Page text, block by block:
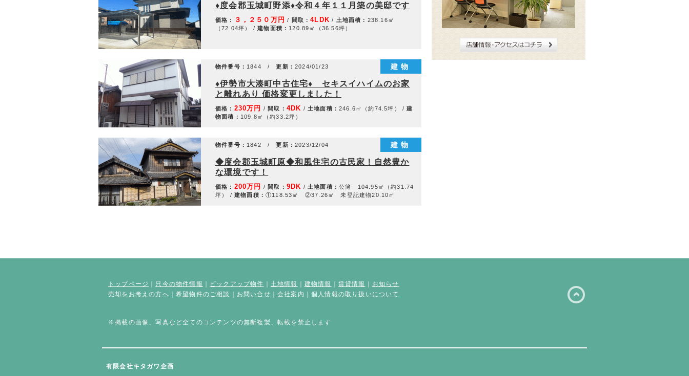
♦度会郡玉城町野添♦令和４年１１月築の美邸です
価格： ３，２５０万円 / 間取：4LDK / 土地面積： 238.16㎡
（72.04坪） /建物面積： 120.89㎡（36.56坪）
建物
物件番号： 1844 /更新：2024/01/23
♦伊勢市大湊町中古住宅♦ セキスイハイムのお家
と離れあり 価格変更しました！
価格： 230万円 / 間取： 4DK / 土地面積：246.6㎡（約74.5坪） /建
物面積： 109.8㎡（約33.2坪）
建物
物件番号： 1842 /更新：2023/12/04
◆度会郡玉城町原◆和風住宅の古民家！自然豊か
な環境です！
価格： 200万円 / 間取： 9DK / 土地面積：公簿 104.95㎡（約31.74
坪） / 建物面積： ①118.53㎡ ②37.26㎡ 未登記建物20.10㎡
トップページ ｜ 只今の物件情報 ｜ ピックアップ物件 ｜ 土地情報 ｜ 建物情報 ｜ 賃貸情報 ｜ お知らせ
売却をお考えの方へ ｜希望物件のご相談 ｜ お問い合せ ｜会社案内 ｜個人情報の取り扱いについて
※掲載の画像、写真など全てのコンテンツの無断複製、転載を禁止します
有限会社キタガワ企画